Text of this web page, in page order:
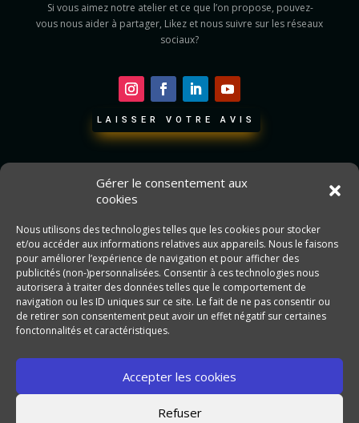
Gérer le consentement aux
cookies
Nous utilisons des technologies telles que les cookies pour stocker
et/ou accéder aux informations relatives aux appareils. Nous le faisons
pour améliorer l’expérience de navigation et pour afficher des
publicités (non-)personnalisées. Consentir à ces technologies nous
autorisera à traiter des données telles que le comportement de
navigation ou les ID uniques sur ce site. Le fait de ne pas consentir ou
de retirer son consentement peut avoir un effet négatif sur certaines
fonctonnalités et caractéristiques.
Accepter les cookies
Refuser
Si vous aimez notre atelier et ce que l’on propose, pouvez-
vous nous aider à partager, Likez et nous suivre sur les réseaux
sociaux?
LAISSER VOTRE AVIS
vitrail en réalisant des vitraux et des ambiances sur mesure
pour l’habitat